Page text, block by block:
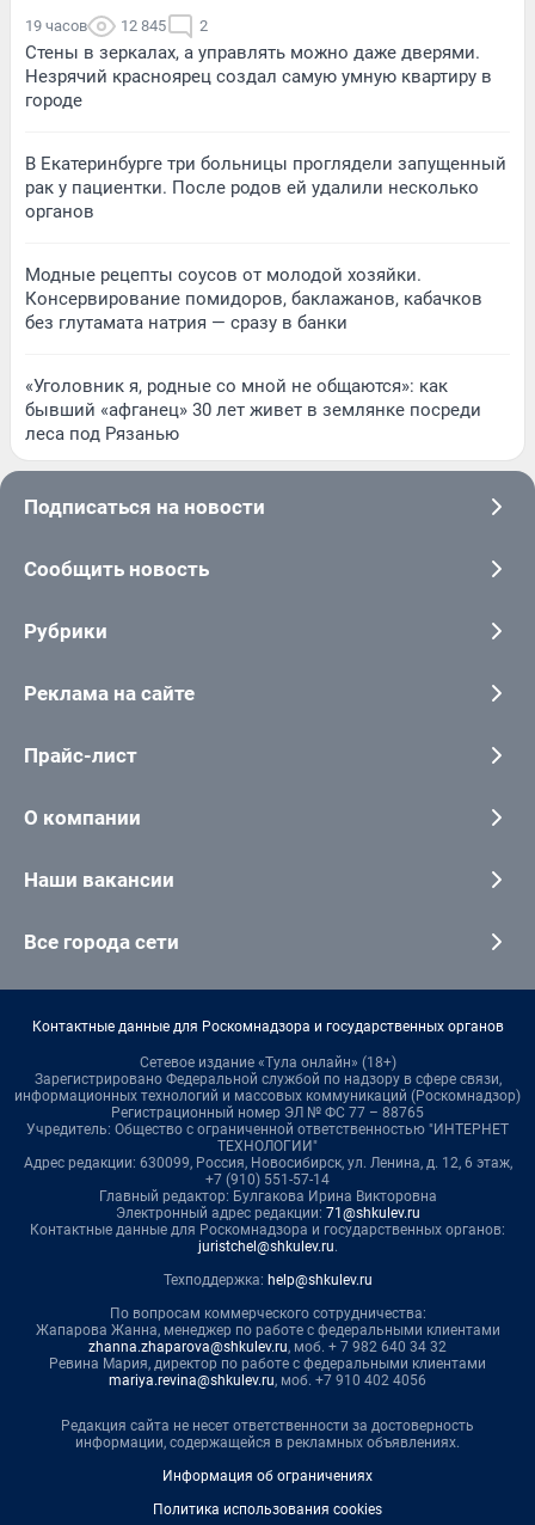
19 часов 12 845 2
Стены в зеркалах, а управлять можно даже дверями.
Незрячий красноярец создал самую умную квартиру в
городе
В Екатеринбурге три больницы проглядели запущенный
рак у пациентки. После родов ей удалили несколько
органов
Модные рецепты соусов от молодой хозяйки.
Консервирование помидоров, баклажанов, кабачков
без глутамата натрия — сразу в банки
«Уголовник я, родные со мной не общаются»: как
бывший «афганец» 30 лет живет в землянке посреди
леса под Рязанью
Подписаться на новости
Сообщить новость
Рубрики
Реклама на сайте
Прайс-лист
О компании
Наши вакансии
Все города сети
Контактные данные для Роскомнадзора и государственных органов
Сетевое издание «Тула онлайн» (18+)
Зарегистрировано Федеральной службой по надзору в сфере связи,
информационных технологий и массовых коммуникаций (Роскомнадзор)
Регистрационный номер ЭЛ № ФС 77 – 88765
Учредитель: Общество с ограниченной ответственностью "ИНТЕРНЕТ
ТЕХНОЛОГИИ"
Адрес редакции: 630099, Россия, Новосибирск, ул. Ленина, д. 12, 6 этаж,
+7 (910) 551-57-14
Главный редактор: Булгакова Ирина Викторовна
Электронный адрес редакции: 71@shkulev.ru
Контактные данные для Роскомнадзора и государственных органов:
juristchel@shkulev.ru.
Техподдержка: help@shkulev.ru
По вопросам коммерческого сотрудничества:
Жапарова Жанна, менеджер по работе с федеральными клиентами
zhanna.zhaparova@shkulev.ru, моб. + 7 982 640 34 32
Ревина Мария, директор по работе с федеральными клиентами
mariya.revina@shkulev.ru, моб. +7 910 402 4056
Редакция сайта не несет ответственности за достоверность
информации, содержащейся в рекламных объявлениях.
Информация об ограничениях
Политика использования cookies